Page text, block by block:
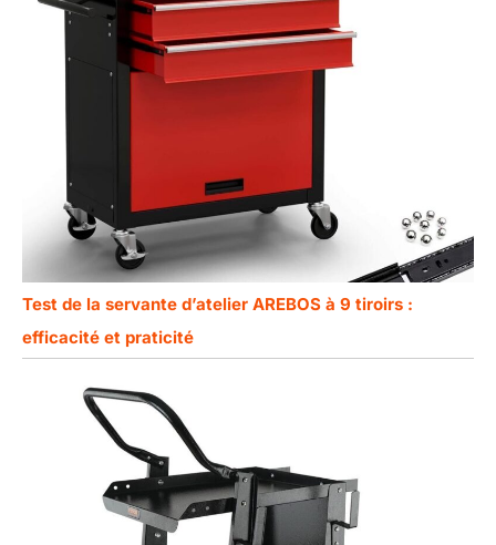
Test de la servante d’atelier AREBOS à 9 tiroirs :
efficacité et praticité